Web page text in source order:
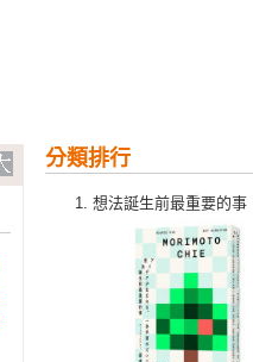
分類排行
想法誕生前最重要的事